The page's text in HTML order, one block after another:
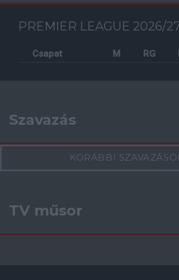
PREMIER LEAGUE 2026/
Csapat M RG
Szavazás
KORÁBBI
TV műsor